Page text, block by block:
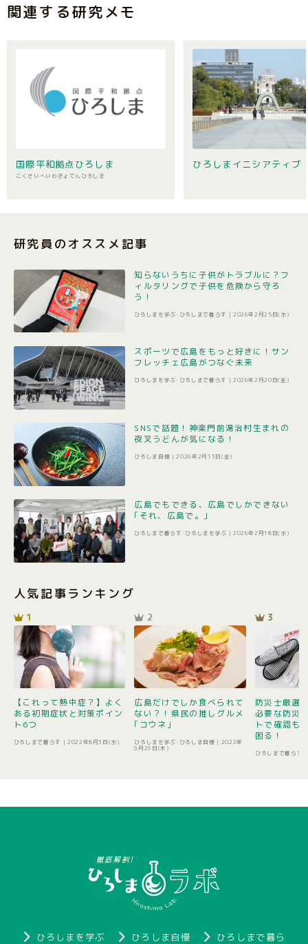
関連する研究メモ
国際平和拠点ひろしま
こくさいへいわきょてんひろしま
ひろしまイニシアティブ
研究員のオススメ記事
知らないうちに子供がトラブルに？フ
ィルタリングで子供を危険から守ろ
う！
ひろしまを学ぶ･ひろしまで暮らす | 2026年2月25日(水)
スポーツで広島をもっと好きに！サン
フレッチェ広島がつなぐ未来
ひろしまを学ぶ･ひろしまで暮らす | 2026年2月20日(金)
SNSで話題！神楽門前湯治村生まれの
夜叉うどんが気になる！
ひろしま自慢 |2026年2月13日(金)
広島でもできる、広島でしかできない
｢それ、広島で。｣
ひろしまで暮らす･ひろしまを学ぶ | 2026年2月18日(水)
人気記事ランキング
1
【これって熱中症？】よく
ある初期症状と対策ポイン
ト6つ
ひろしまで暮らす | 2022年8月3日(水)
2
広島だけでしか食べられて
ない？！県民の推しグルメ
｢コウネ｣
ひろしまを学ぶ･ひろしま自慢 | 2022年
9月29日(木)
3
防災士厳選
必要な防災
トで確認も
困る！
ひろしまで暮らす
ひろしまを学ぶ ひろしま自慢 ひろしまで暮ら